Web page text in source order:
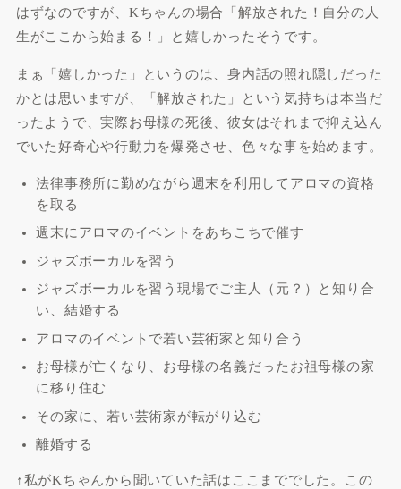
はずなのですが、Kちゃんの場合「解放された！自分の人
生がここから始まる！」と嬉しかったそうです。
まぁ「嬉しかった」というのは、身内話の照れ隠しだった
かとは思いますが、
「解放された」
という気持ちは本当だ
ったようで、実際お母様の死後、彼女はそれまで抑え込ん
でいた好奇心や行動力を爆発させ、色々な事を始めます。
法律事務所に勤めながら週末を利用してアロマの資格
を取る
週末にアロマのイベントをあちこちで催す
ジャズボーカルを習う
ジャズボーカルを習う現場でご主人（元？）と知り合
い、結婚する
アロマのイベントで若い芸術家と知り合う
お母様が亡くなり、お母様の名義だったお祖母様の家
に移り住む
その家に、若い芸術家が転がり込む
離婚する
↑私がKちゃんから聞いていた話はここまででした。この